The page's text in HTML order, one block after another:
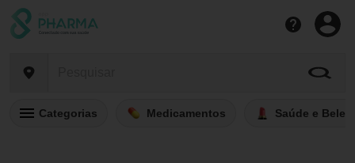
Categorias Medicamentos Saúde e